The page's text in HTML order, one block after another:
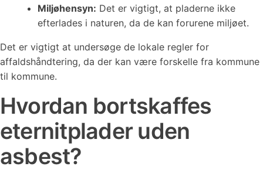
Miljøhensyn: Det er vigtigt, at pladerne ikke
efterlades i naturen, da de kan forurene miljøet.
Det er vigtigt at undersøge de lokale regler for
affaldshåndtering, da der kan være forskelle fra kommune
til kommune.
Hvordan bortskaffes
eternitplader uden
asbest?